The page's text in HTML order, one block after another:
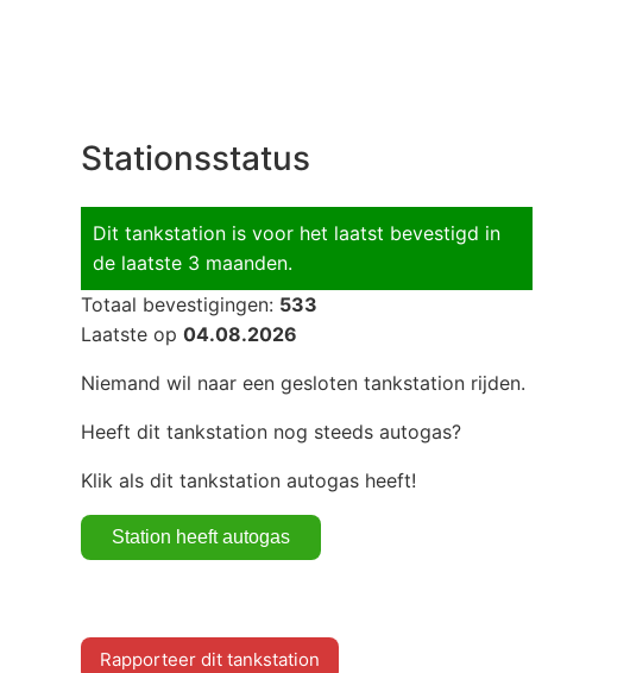
Stationsstatus
Dit tankstation is voor het laatst bevestigd in
de laatste 3 maanden.
Totaal bevestigingen: 533
Laatste op 04.08.2026
Niemand wil naar een gesloten tankstation rijden.
Heeft dit tankstation nog steeds autogas?
Klik als dit tankstation autogas heeft!
Rapporteer dit tankstation